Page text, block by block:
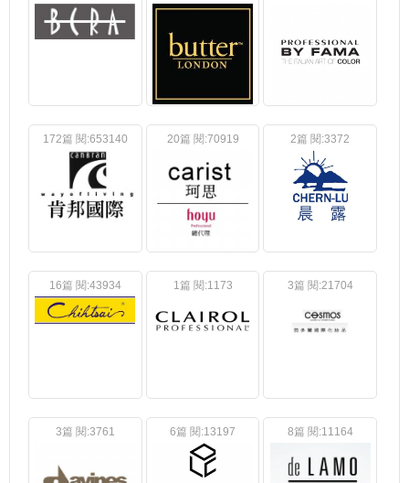
172篇 閱:653140 20篇 閱:70919 2篇 閱:3372
16篇 閱:43934 1篇 閱:1173 3篇 閱:21704
3篇 閱:3761 6篇 閱:13197 8篇 閱:11164